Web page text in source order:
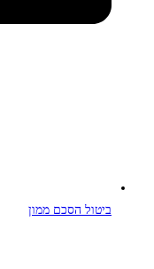
ביטול הסכם ממון